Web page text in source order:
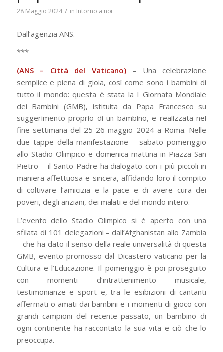
28 Maggio 2024 / in Intorno a noi
Dall’agenzia ANS.
***
(ANS – Città del Vaticano) – Una celebrazione
semplice e piena di gioia, così come sono i bambini di
tutto il mondo: questa è stata la I Giornata Mondiale
dei Bambini (GMB), istituita da Papa Francesco su
suggerimento proprio di un bambino, e realizzata nel
fine-settimana del 25-26 maggio 2024 a Roma. Nelle
due tappe della manifestazione – sabato pomeriggio
allo Stadio Olimpico e domenica mattina in Piazza San
Pietro – il Santo Padre ha dialogato con i più piccoli in
maniera affettuosa e sincera, affidando loro il compito
di coltivare l’amicizia e la pace e di avere cura dei
poveri, degli anziani, dei malati e del mondo intero.
L’evento dello Stadio Olimpico si è aperto con una
sfilata di 101 delegazioni – dall’Afghanistan allo Zambia
– che ha dato il senso della reale universalità di questa
GMB, evento promosso dal Dicastero vaticano per la
Cultura e l’Educazione. Il pomeriggio è poi proseguito
con momenti d’intrattenimento musicale,
testimonianze e sport e, tra le esibizioni di cantanti
affermati o amati dai bambini e i momenti di gioco con
grandi campioni del recente passato, un bambino di
ogni continente ha raccontato la sua vita e ciò che lo
preoccupa.